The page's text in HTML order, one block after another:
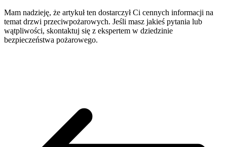
Mam nadzieję, że artykuł ten dostarczył Ci cennych informacji na
temat drzwi przeciwpożarowych. Jeśli masz jakieś pytania lub
wątpliwości, skontaktuj się z ekspertem w dziedzinie
bezpieczeństwa pożarowego.